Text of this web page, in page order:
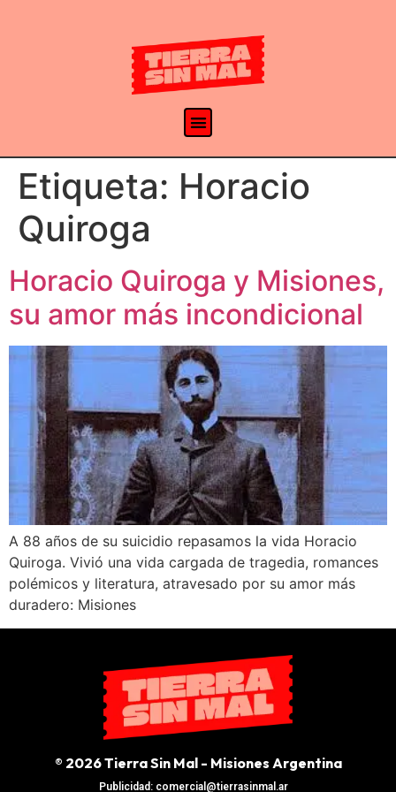
Etiqueta: Horacio
Quiroga
Horacio Quiroga y Misiones,
su amor más incondicional
A 88 años de su suicidio repasamos la vida Horacio
Quiroga. Vivió una vida cargada de tragedia, romances
polémicos y literatura, atravesado por su amor más
duradero: Misiones
® 2026 Tierra Sin Mal - Misiones Argentina
Publicidad: comercial@tierrasinmal.ar